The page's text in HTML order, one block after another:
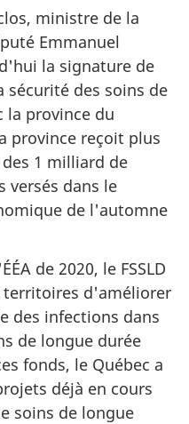
ministre de la
Emmanuel
la signature de
sécurité des soins de
la province du
province reçoit plus
1 milliard de
versés dans le
de l'automne
de 2020, le FSSLD
territoires d'améliorer
des infections dans
de longue durée
fonds, le Québec a
déjà en cours
soins de longue